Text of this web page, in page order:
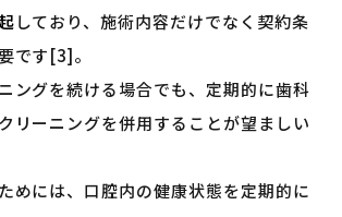
しており、施術内容だけでなく契約条
です[3]。
ングを続ける場合でも、定期的に歯科
リーニングを併用することが望ましい
めには、口腔内の健康状態を定期的に